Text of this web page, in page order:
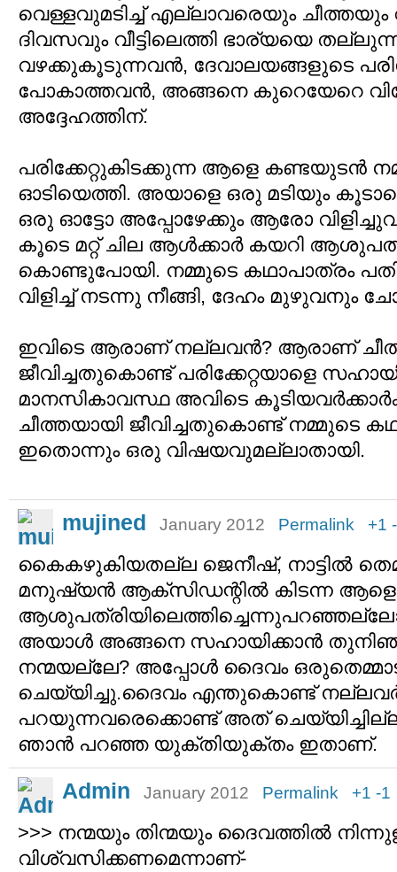
വെള്ളവുമടിച്ച് എല്ലാവരെയും ചീത്തയും
ദിവസവും വീട്ടിലെത്തി ഭാര്യയെ
വഴക്കുകൂടുന്നവന്‍, ദേവാലയങ്ങളുടെ
പോകാത്തവന്‍, അങ്ങനെ കുറെയേറെ
അദ്ദേഹത്തിന്.
പരിക്കേറ്റുകിടക്കുന്ന ആളെ കണ്ടയുടന്‍
ഓടിയെത്തി. അയാളെ ഒരു മടിയും
ഒരു ഓട്ടോ അപ്പോഴേക്കും ആരോ
കൂടെ മറ്റ് ചില ആള്‍ക്കാര്‍ കയറി
കൊണ്ടുപോയി. നമ്മുടെ കഥാപാത്രം
വിളിച്ച് നടന്നു നീങ്ങി, ദേഹം മുഴുവനും
ഇവിടെ ആരാണ് നല്ലവന്‍? ആരാണ്
ജീവിച്ചതുകൊണ്ട് പരിക്കേറ്റയാളെ
മാനസികാവസ്ഥ അവിടെ
ചീത്തയായി ജീവിച്ചതുകൊണ്ട് നമ്മുടെ
ഇതൊന്നും ഒരു വിഷയവുമല്ലാതായി.
mujined January 2012 Permalink +1
കൈകഴുകിയതല്ല ജെനീഷ്, നാട്ടില്‍
മനുഷ്യന്‍ ആക്സിഡന്റില്‍ കിടന്ന ആളെ
അയാള്‍ അങ്ങനെ സഹായിക്കാന്‍
നന്മയല്ലേ? അപ്പോള്‍ ദൈവം
ചെയ്യിച്ചു.ദൈവം എന്തുകൊണ്ട്
പറയുന്നവരെക്കൊണ്ട് അത്
ഞാന്‍ പറഞ്ഞ യുക്തിയുക്തം ഇതാണ്.
Admin January 2012 Permalink +1 -1
>>> നന്മയും തിന്മയും ദൈവത്തില്‍
വിശ്വസിക്കണമെന്നാണ്-